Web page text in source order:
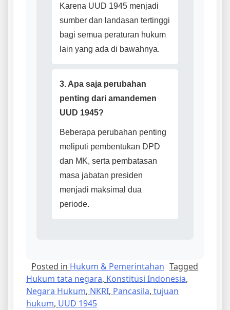
Karena UUD 1945 menjadi
sumber dan landasan tertinggi
bagi semua peraturan hukum
lain yang ada di bawahnya.
3. Apa saja perubahan
penting dari amandemen
UUD 1945?
Beberapa perubahan penting
meliputi pembentukan DPD
dan MK, serta pembatasan
masa jabatan presiden
menjadi maksimal dua
periode.
Posted in Hukum & Pemerintahan Tagged
Hukum tata negara, Konstitusi Indonesia,
Negara Hukum, NKRI, Pancasila, tujuan
hukum, UUD 1945